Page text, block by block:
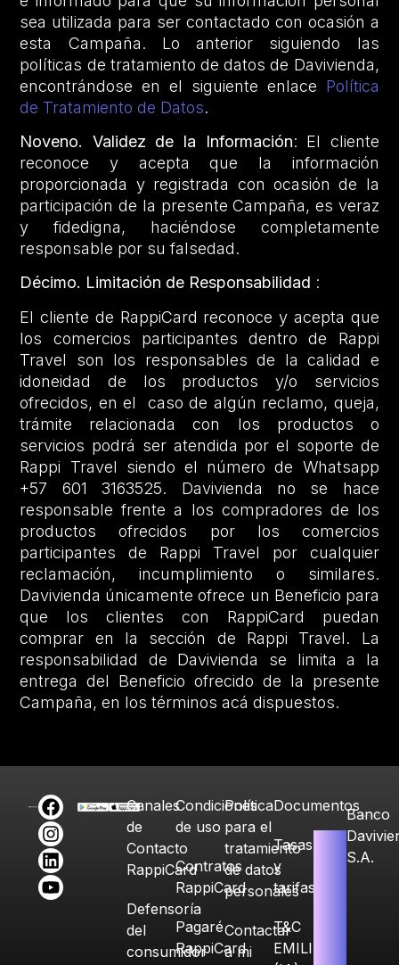
sea utilizada para ser contactado con ocasión a
esta Campaña. Lo anterior siguiendo las
políticas de tratamiento de datos de Davivienda,
encontrándose en el siguiente enlace Política
de Tratamiento de Datos.
Noveno. Validez de la Información: El cliente
reconoce y acepta que la información
proporcionada y registrada con ocasión de la
participación de la presente Campaña, es veraz
y fidedigna, haciéndose completamente
responsable por su falsedad.
Décimo. Limitación de Responsabilidad :
El cliente de RappiCard reconoce y acepta que
los comercios participantes dentro de Rappi
Travel son los responsables de la calidad e
idoneidad de los productos y/o servicios
ofrecidos, en el caso de algún reclamo, queja,
trámite relacionada con los productos o
servicios podrá ser atendida por el soporte de
Rappi Travel siendo el número de Whatsapp
+57 601 3163525. Davivienda no se hace
responsable frente a los compradores de los
productos ofrecidos por los comercios
participantes de Rappi Travel por cualquier
reclamación, incumplimiento o similares.
Davivienda únicamente ofrece un Beneficio para
que los clientes con RappiCard puedan
comprar en la sección de Rappi Travel. La
responsabilidad de Davivienda se limita a la
entrega del Beneficio ofrecido de la presente
Campaña, en los términos acá dispuestos.
Canales
de
Contacto
RappiCard
Defensoría
del
consumidor
Condiciones
de uso
Contratos
RappiCard
Pagaré
RappiCard
Política
para el
tratamiento
de datos
personales
Contactar
a mi
Documentos
Tasas
y
tarifas
T&C
EMILIA
Banco
S.A.